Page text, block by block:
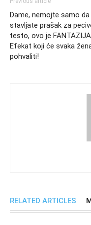
Dame, nemojte samo da
stavljate prašak za
testo, ovo je
Efekat koji će svaka
pohvaliti!
RELATED ARTICLES